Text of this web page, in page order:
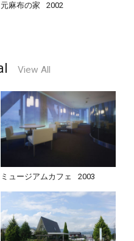
元麻布の家 2002
View All
ミュージアムカフェ 2003